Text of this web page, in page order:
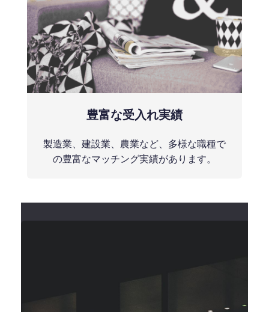
豊富な受入れ実績
製造業、建設業、農業など、多様な職種で
の豊富なマッチング実績があります。